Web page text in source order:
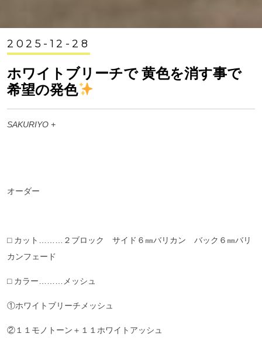
2025-12-28
ホワイトブリーチで 黄色を消す事で
希望の発色
SAKURIYO +
オーダー
⬜︎ カット………２ブロック サイド６㎜バリカン バック６㎜バリ
カンフェード
⬜︎ カラー………メッシュ
①ホワイトブリーチメッシュ
②１１モノトーン＋１１ホワイトアッシュ